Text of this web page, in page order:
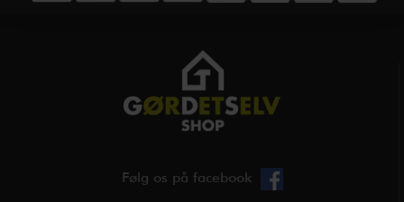
Følg os på facebook